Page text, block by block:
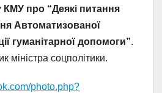
про “Деякі питання
Автоматизованої
гуманітарної допомоги”.
міністра соцполітики.
photo.php?